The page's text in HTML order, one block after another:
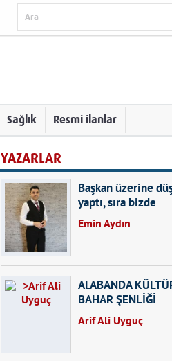
Sağlık Resmi ilanlar
YAZARLAR
Başkan üzerine
yaptı, sıra bizde
Emin Aydın
ALABANDA
BAHAR ŞENLİĞİ
Arif Ali Uyguç